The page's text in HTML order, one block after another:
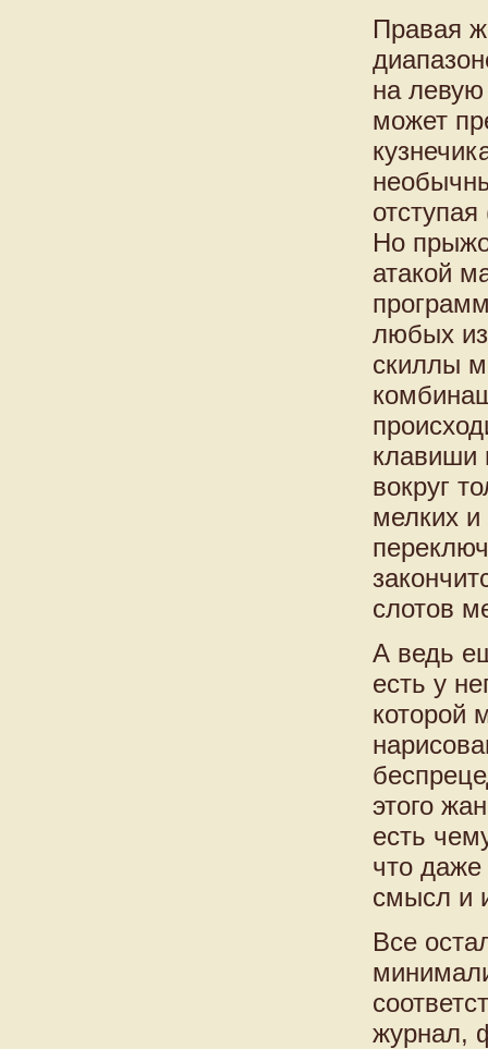
Правая
на
может
Но
атакой
любых
скиллы
клавиши
вокруг
мелких
слотов
А ведь
есть у
которой
этого
есть
что
смысл и
Все
журнал,